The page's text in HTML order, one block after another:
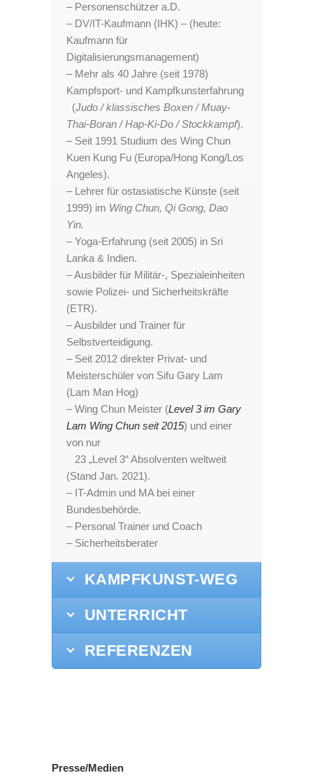
– Personenschützer a.D.
– DV/IT-Kaufmann (IHK) – (heute:
Kaufmann für
Digitalisierungsmanagement)
– Mehr als 40 Jahre (seit 1978)
Kampfsport- und Kampfkunsterfahrung
(Judo / klassisches Boxen / Muay-
Thai-Boran / Hap-Ki-Do / Stockkampf).
– Seit 1991 Studium des Wing Chun
Kuen Kung Fu (Europa/Hong Kong/Los
Angeles).
– Lehrer für ostasiatische Künste (seit
1999) im Wing Chun, Qi Gong, Dao
Yin.
– Yoga-Erfahrung (seit 2005) in Sri
Lanka & Indien.
– Ausbilder für Militär-, Spezialeinheiten
sowie Polizei- und Sicherheitskräfte
(ETR).
– Ausbilder und Trainer für
Selbstverteidigung.
– Seit 2012 direkter Privat- und
Meisterschüler von Sifu Gary Lam
(Lam Man Hog)
– Wing Chun Meister (Level 3 im Gary
Lam Wing Chun seit 2015) und einer
von nur
23 „Level 3“ Absolventen weltweit
(Stand Jan. 2021).
– IT-Admin und MA bei einer
Bundesbehörde.
– Personal Trainer und Coach
– Sicherheitsberater
KAMPFKUNST-WEG
UNTERRICHT
REFERENZEN
Presse/Medien